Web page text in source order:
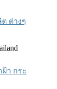
ต่างๆ